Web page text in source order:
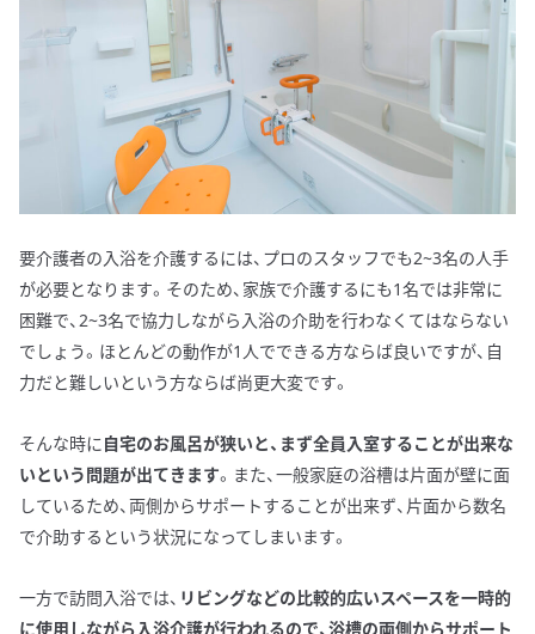
要介護者の入浴を介護するには、プロのスタッフでも2~3名の人手
が必要となります。そのため、家族で介護するにも1名では非常に
困難で、2~3名で協力しながら入浴の介助を行わなくてはならない
でしょう。ほとんどの動作が1人でできる方ならば良いですが、自
力だと難しいという方ならば尚更大変です。
そんな時に自宅のお風呂が狭いと、まず全員入室することが出来な
いという問題が出てきます。また、一般家庭の浴槽は片面が壁に面
しているため、両側からサポートすることが出来ず、片面から数名
で介助するという状況になってしまいます。
一方で訪問入浴では、 リビングなどの比較的広いスペースを一時的